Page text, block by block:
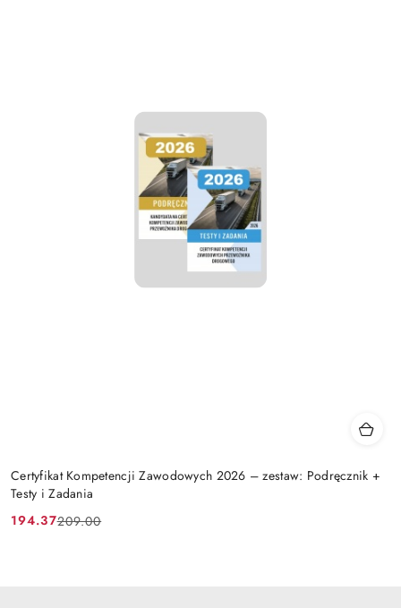
Certyfikat Kompetencji Zawodowych 2026 – zestaw: Podręcznik +
Testy i Zadania
Cena
194.37
Cena
209.00